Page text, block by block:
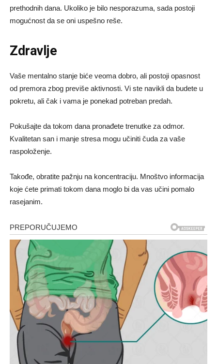
prethodnih dana. Ukoliko je bilo nesporazuma, sada postoji
mogućnost da se oni uspešno reše.
Zdravlje
Vaše mentalno stanje biće veoma dobro, ali postoji opasnost
od premora zbog previše aktivnosti. Vi ste navikli da budete u
pokretu, ali čak i vama je ponekad potreban predah.
Pokušajte da tokom dana pronađete trenutke za odmor.
Kvalitetan san i manje stresa mogu učiniti čuda za vaše
raspoloženje.
Takođe, obratite pažnju na koncentraciju. Mnoštvo informacija
koje ćete primati tokom dana moglo bi da vas učini pomalo
rasejanim.